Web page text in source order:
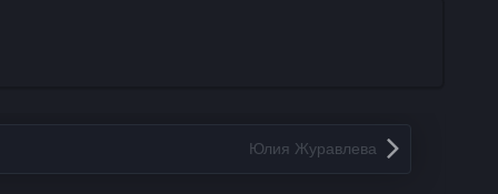
Юлия Жypaвлeвa